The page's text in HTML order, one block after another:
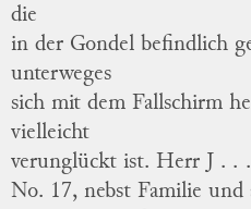
die
in der Gondel befindlich
unterweges
sich mit dem Fallschirm
vielleicht
verunglückt ist. Herr J...
No. 17, nebst Familie